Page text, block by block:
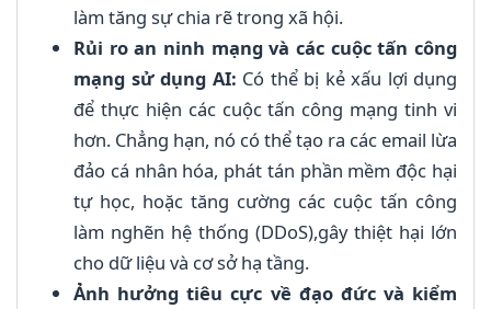
làm tăng sự chia rẽ trong xã hội.
Rủi ro an ninh mạng và các cuộc tấn công
mạng sử dụng AI: Có thể bị kẻ xấu lợi dụng
để thực hiện các cuộc tấn công mạng tinh vi
hơn. Chẳng hạn, nó có thể tạo ra các email lừa
đảo cá nhân hóa, phát tán phần mềm độc hại
tự học, hoặc tăng cường các cuộc tấn công
làm nghẽn hệ thống (DDoS),gây thiệt hại lớn
cho dữ liệu và cơ sở hạ tầng.
Ảnh hưởng tiêu cực về đạo đức và kiểm